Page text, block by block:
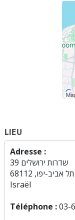
LIEU
Adresse :
שדרות ירושלים 39
תל אביב-יפו, 68112
Israël
Téléphone :03-